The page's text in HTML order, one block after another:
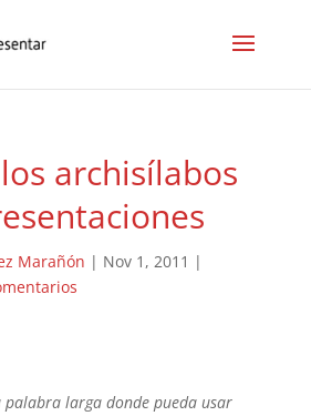
archisílabos
Marañón | Nov 1, 2011 |
palabra larga donde pueda usar